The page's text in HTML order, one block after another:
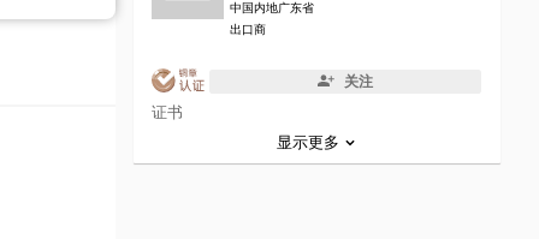
中国内地广东省
出口商
关注
证书
显示更多